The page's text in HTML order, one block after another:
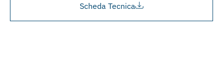
Scheda Tecnica